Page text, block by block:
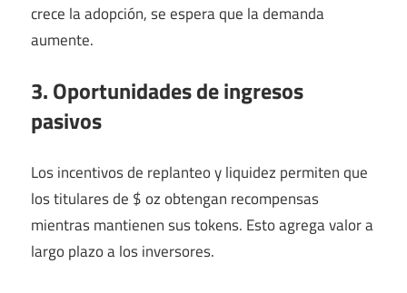
crece la adopción, se espera que la demanda
aumente.
3. Oportunidades de ingresos
pasivos
Los incentivos de replanteo y liquidez permiten que
los titulares de $ oz obtengan recompensas
mientras mantienen sus tokens. Esto agrega valor a
largo plazo a los inversores.